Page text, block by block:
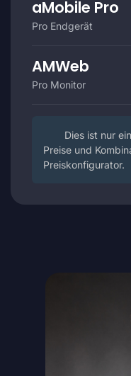
aMobile Pro
Pro Endgerät
AMWeb
Pro Monitor
Dies ist nur
Preise und
Preiskonfigurator.